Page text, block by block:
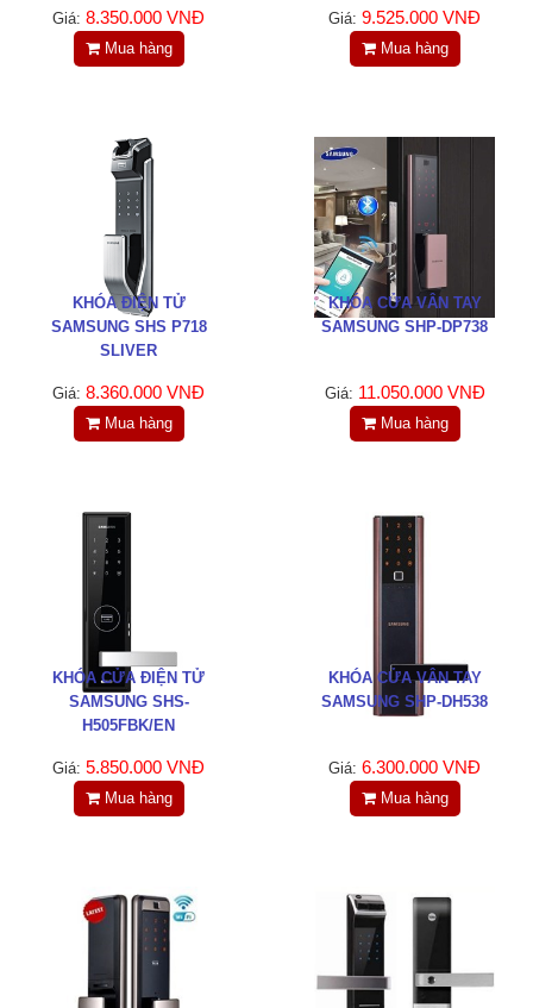
Giá: 8.350.000 VNĐ
Mua hàng
Giá: 9.525.000 VNĐ
Mua hàng
KHÓA ĐIỆN TỬ
SAMSUNG SHS P718
SLIVER
Giá: 8.360.000 VNĐ
Mua hàng
KHÓA CỬA VÂN TAY
SAMSUNG SHP-DP738
Giá: 11.050.000 VNĐ
Mua hàng
KHÓA CỬA ĐIỆN TỬ
SAMSUNG SHS-
H505FBK/EN
Giá: 5.850.000 VNĐ
Mua hàng
KHÓA CỬA VÂN TAY
SAMSUNG SHP-DH538
Giá: 6.300.000 VNĐ
Mua hàng
Tin tức
Liên hệ
TRÊN MẠNG XÃ HỘI
Facebook
Google
Twitter
LIÊN HỆ
HotLine
0988829841
Email
taejsc@gmail.com
©COPYRIGHT 2019. ALL RIGHTS RESERVED